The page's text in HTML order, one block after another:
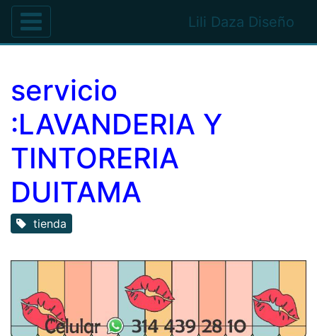
Lili Daza Diseño
servicio
:LAVANDERIA Y
TINTORERIA
DUITAMA
tienda